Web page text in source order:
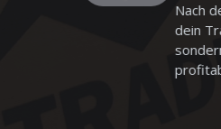
Nach
dein